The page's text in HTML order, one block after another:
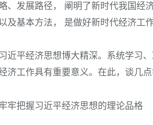
、发展路径， 阐明了新时代我国经
及基本方法， 是做好新时代经济工
习近平经济思想博大精深。系统学习
济工作具有重要意义。在此，谈几点
牢把握习近平经济思想的理论品格